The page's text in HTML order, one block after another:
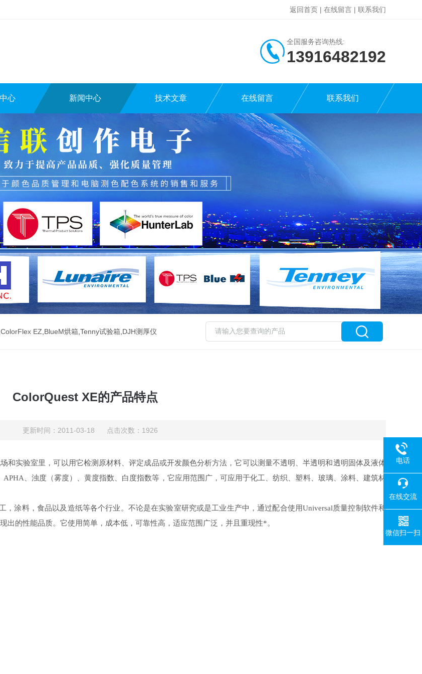
返回首页 | 在线留言 | 联系我们
全国服务咨询热线:
13916482192
心 新闻中心 技术文章 在线留言 联系我们
ColorFlex EZ BlueM烘箱 Tenny试验箱 DJH测厚仪
ColorQuest XE的产品特点
更新时间：2011-03-18 点击次数：1926
和实验室里，可以用它检测原材料、评定成品或开发颜色分析方法，它可以测量不透明、半透明和透明固体及液体
APHA 、浊度（雾度）
、黄度指数、白度指数等，它应用范围广，可应用于化工、纺织、塑料、玻璃、涂料、建筑材
，涂料，食品以及造纸等各个行业。不论是在实验室研究或是工业生产中，通过配合使用Universal质量控制软件和
出的性能品质。它使用简单，成本低，可靠性高，适应范围广泛，并且重现性*。
电话
在线交流
微信扫一扫